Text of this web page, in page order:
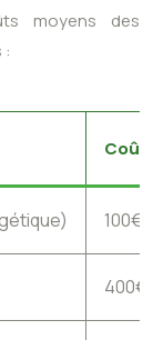
moyens des
:
Coût
100€
400€